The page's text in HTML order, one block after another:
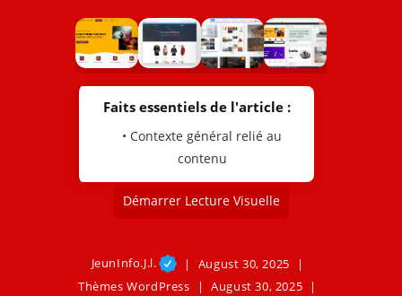
Faits essentiels de l'article :
• Contexte général relié au
contenu
Démarrer Lecture Visuelle
JeunInfo.J.l.
August 30, 2025
Thèmes WordPress
August 30, 2025